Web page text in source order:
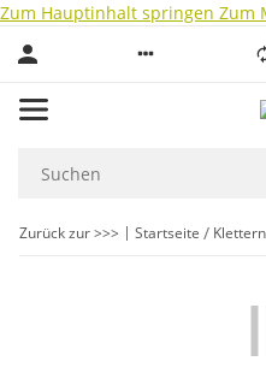
Zum Hauptinhalt springen Zum
Zurück zur >>> Startseite Klettern